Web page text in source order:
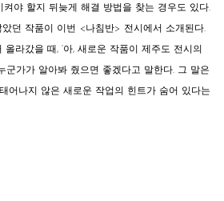
켜야 할지 뒤늦게 해결 방법을 찾는 경우도 있다.
던 작품이 이번 <나침반> 전시에서 소개된다.
라갔을 때, ‘아, 새로운 작품이 제주도 전시의
군가가 알아봐 줬으면 좋겠다고 말한다. 그 말은
어나지 않은 새로운 작업의 힌트가 숨어 있다는